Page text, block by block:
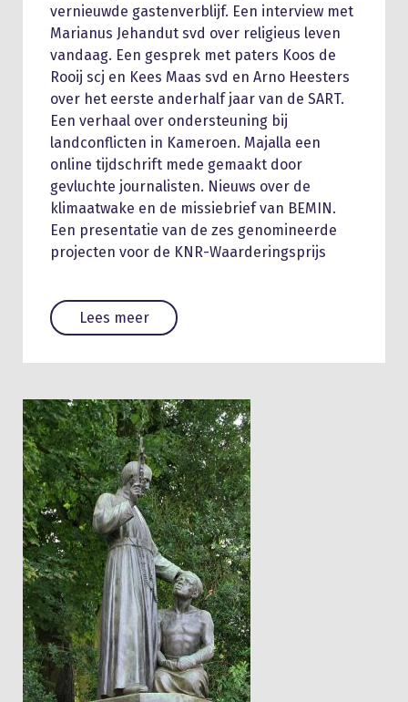
vernieuwde gastenverblijf. Een interview met
Marianus Jehandut svd over religieus leven
vandaag. Een gesprek met paters Koos de
Rooij scj en Kees Maas svd en Arno Heesters
over het eerste anderhalf jaar van de SART.
Een verhaal over ondersteuning bij
landconflicten in Kameroen. Majalla een
online tijdschrift mede gemaakt door
gevluchte journalisten. Nieuws over de
klimaatwake en de missiebrief van BEMIN.
Een presentatie van de zes genomineerde
projecten voor de KNR-Waarderingsprijs
Lees meer